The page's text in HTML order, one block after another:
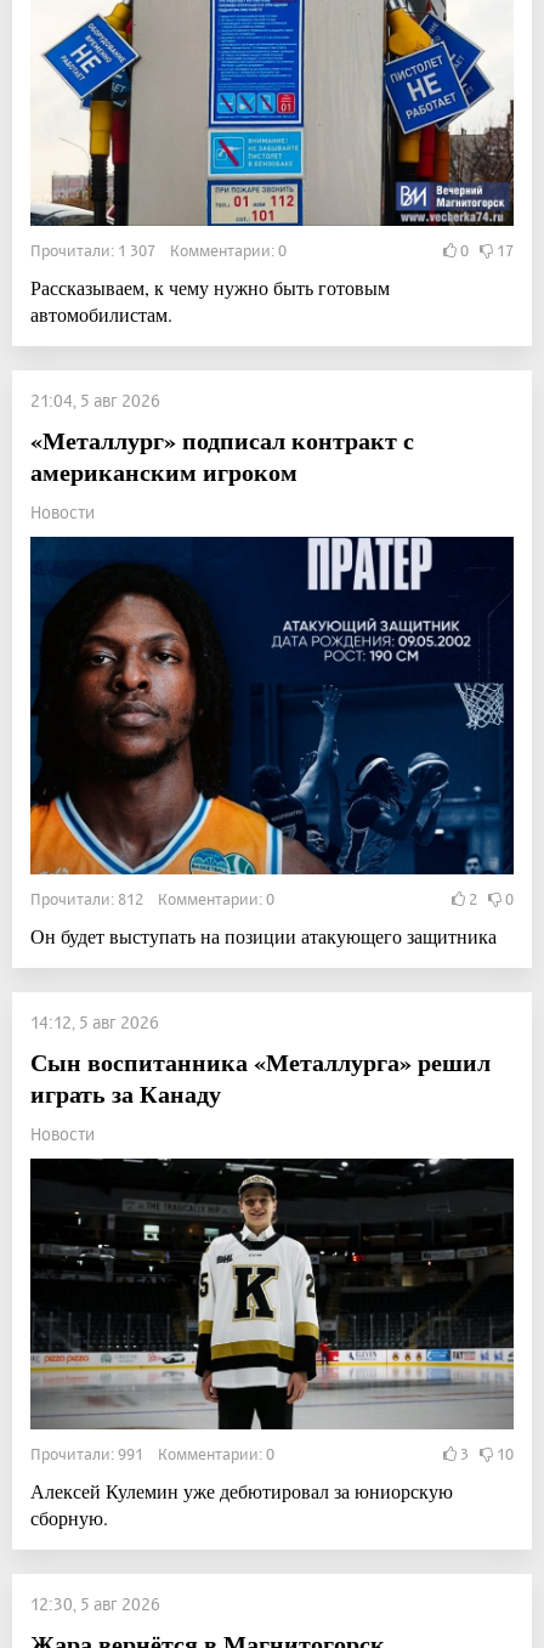
Прочитали: 1 307 Комментарии: 0 0 17
Рассказываем, к чему нужно быть готовым
автомобилистам.
21:04, 5 авг 2026
«Металлург» подписал контракт с
американским игроком
Новости
Прочитали: 812 Комментарии: 0 2 0
Он будет выступать на позиции атакующего защитника
14:12, 5 авг 2026
Сын воспитанника «Металлурга» решил
играть за Канаду
Новости
Прочитали: 991 Комментарии: 0 3 10
Алексей Кулемин уже дебютировал за юниорскую
сборную.
12:30, 5 авг 2026